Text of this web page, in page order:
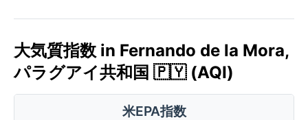
大気質指数 in Fernando de la Mora,
パラグアイ共和国 🇵🇾 (AQI)
米EPA指数